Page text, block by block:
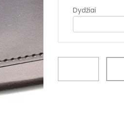
Dydžiai